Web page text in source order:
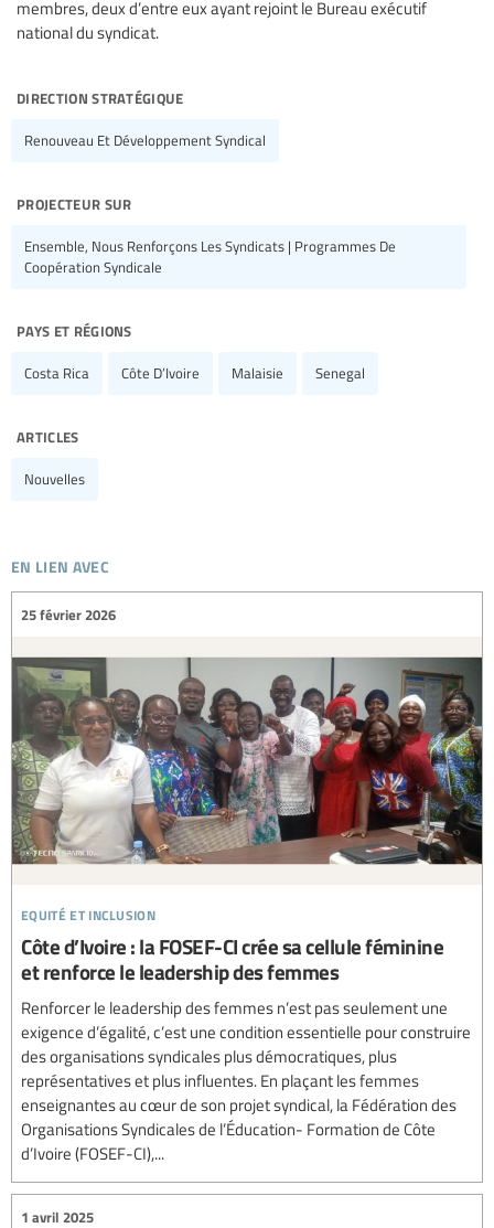
membres, deux d’entre eux ayant rejoint le Bureau exécutif
national du syndicat.
direction stratégique
Renouveau Et Développement Syndical
projecteur sur
Ensemble, Nous Renforçons Les Syndicats | Programmes De
Coopération Syndicale
pays et régions
Costa Rica Côte D’Ivoire Malaisie Senegal
articles
Nouvelles
en lien avec
equité et inclusion
25 février 2026
Côte d’Ivoire : la FOSEF-CI crée sa cellule féminine
et renforce le leadership des femmes
Renforcer le leadership des femmes n’est pas seulement une
exigence d’égalité, c’est une condition essentielle pour construire
des organisations syndicales plus démocratiques, plus
représentatives et plus influentes. En plaçant les femmes
enseignantes au cœur de son projet syndical, la Fédération des
Organisations Syndicales de l’Éducation- Formation de Côte
d’Ivoire (FOSEF-CI),...
1 avril 2025